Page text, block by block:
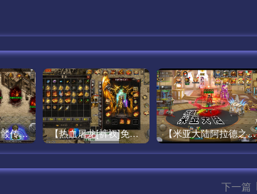
【传奇手游之骷髅传说第二季十大陆[白猪3]免授权版】经典单职业复古特色战神引擎传奇手游最新打包Win服务端源码视频架设教程-怀旧复古-经典耐玩–新版GM多功能网页授权物品后台-GM直冲网页后台-安卓苹果IOS双端版本！ 【热血屠龙[裤衩]免授权修复版】采用经典战神引擎三职业特色游戏最新打包Win服务端源码视频架设教程-GM直冲后台-新版GM多功能授权物品后台-安卓苹果IOS双端版本-传奇手游！ 【米亚大陆阿拉德之怒三觉醒版本】经典横版格斗闯关剧情手游最新打包Linux服务端源码视频架设教程-安卓苹果IOS双端版本-完善总运营后台-完整全功能GM授权后台-附带整套表格！
下一篇